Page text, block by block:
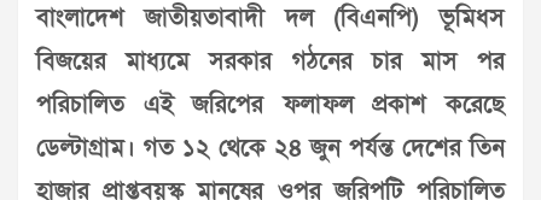
বাংলাদেশ জাতীয়তাবাদী দল (বিএনপি) ভূমিধস
বিজয়ের মাধ্যমে সরকার গঠনের চার মাস পর
পরিচালিত এই জরিপের ফলাফল প্রকাশ করেছে
ডেল্টাগ্রাম। গত ১২ থেকে ২৪ জুন পর্যন্ত দেশের তিন
হাজার প্রাপ্তবয়স্ক মানুষের ওপর জরিপটি পরিচালিত